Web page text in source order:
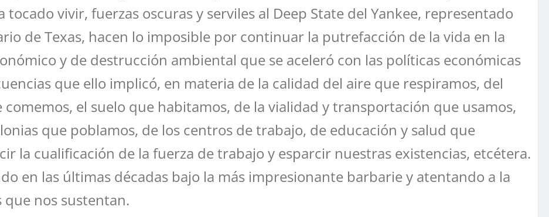
vivir, fuerzas oscuras y serviles al Deep State del Yankee, representado
de Texas, hacen lo imposible por continuar la putrefacción de la vida en la
y de destrucción ambiental que se aceleró con las políticas económicas
que ello implicó, en materia de la calidad del aire que respiramos, del
el suelo que habitamos, de la vialidad y transportación que usamos,
que poblamos, de los centros de trabajo, de educación y salud que
la cualificación de la fuerza de trabajo y esparcir nuestras existencias, etcétera.
en las últimas décadas bajo la más impresionante barbarie y atentando a la
que nos sustentan.